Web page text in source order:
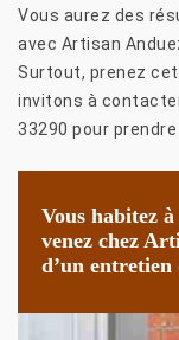
Vous aurez des
avec Artisan
Surtout, prenez
invitons à
33290 pour
Vous habitez
venez chez
d’un entretien